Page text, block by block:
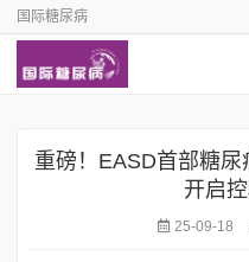
国际糖尿病
重磅！EASD首部糖尿
开启
25-09-18